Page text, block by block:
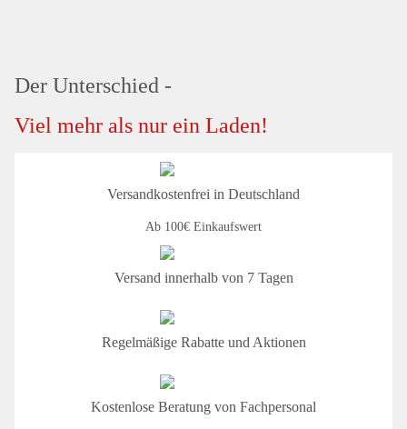
Der Unterschied -
Viel mehr als nur ein Laden!
Versandkostenfrei in Deutschland
Ab 100€ Einkaufswert
Versand innerhalb von 7 Tagen
Regelmäßige Rabatte und Aktionen
Kostenlose Beratung von Fachpersonal